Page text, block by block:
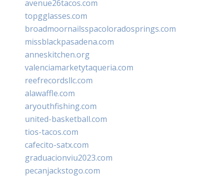
avenue26tacos.com
topgglasses.com
broadmoornailsspacoloradosprings.com
missblackpasadena.com
anneskitchen.org
valenciamarketytaqueria.com
reefrecordsllc.com
alawaffle.com
aryouthfishing.com
united-basketball.com
tios-tacos.com
cafecito-satx.com
graduacionviu2023.com
pecanjackstogo.com